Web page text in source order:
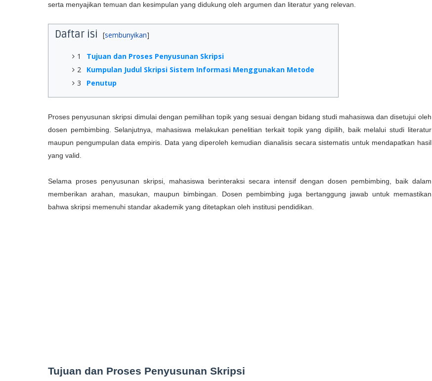
serta menyajikan temuan dan kesimpulan yang didukung oleh argumen dan literatur yang relevan.
Daftar isi
1
Tujuan dan Proses Penyusunan Skripsi
2
Kumpulan Judul Skripsi Sistem Informasi Menggunakan Metode
3
Penutup
Proses penyusunan skripsi dimulai dengan pemilihan topik yang sesuai dengan bidang studi mahasiswa dan disetujui oleh
dosen pembimbing. Selanjutnya, mahasiswa melakukan penelitian terkait topik yang dipilih, baik melalui studi literatur
maupun pengumpulan data empiris. Data yang diperoleh kemudian dianalisis secara sistematis untuk mendapatkan hasil
yang valid.
Selama proses penyusunan skripsi, mahasiswa berinteraksi secara intensif dengan dosen pembimbing, baik dalam
memberikan arahan, masukan, maupun bimbingan. Dosen pembimbing juga bertanggung jawab untuk memastikan
bahwa skripsi memenuhi standar akademik yang ditetapkan oleh institusi pendidikan.
Tujuan dan Proses Penyusunan Skripsi